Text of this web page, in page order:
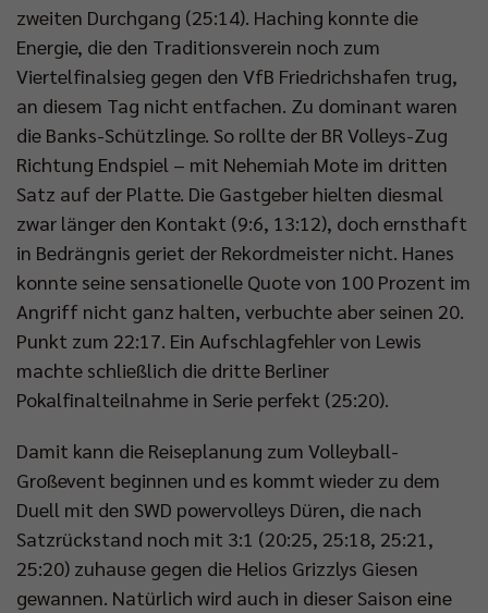
zweiten Durchgang (25:14). Haching konnte die
Energie, die den Traditionsverein noch zum
Viertelfinalsieg gegen den VfB Friedrichshafen trug,
an diesem Tag nicht entfachen. Zu dominant waren
die Banks-Schützlinge. So rollte der BR Volleys-Zug
Richtung Endspiel – mit Nehemiah Mote im dritten
Satz auf der Platte. Die Gastgeber hielten diesmal
zwar länger den Kontakt (9:6, 13:12), doch ernsthaft
in Bedrängnis geriet der Rekordmeister nicht. Hanes
konnte seine sensationelle Quote von 100 Prozent im
Angriff nicht ganz halten, verbuchte aber seinen 20.
Punkt zum 22:17. Ein Aufschlagfehler von Lewis
machte schließlich die dritte Berliner
Pokalfinalteilnahme in Serie perfekt (25:20).
Damit kann die Reiseplanung zum Volleyball-
Großevent beginnen und es kommt wieder zu dem
Duell mit den SWD powervolleys Düren, die nach
Satzrückstand noch mit 3:1 (20:25, 25:18, 25:21,
25:20) zuhause gegen die Helios Grizzlys Giesen
gewannen. Natürlich wird auch in dieser Saison eine